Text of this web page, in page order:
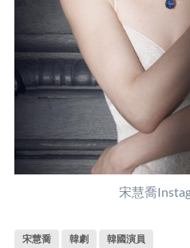
宋慧喬
宋慧喬 韓劇 韓國演員